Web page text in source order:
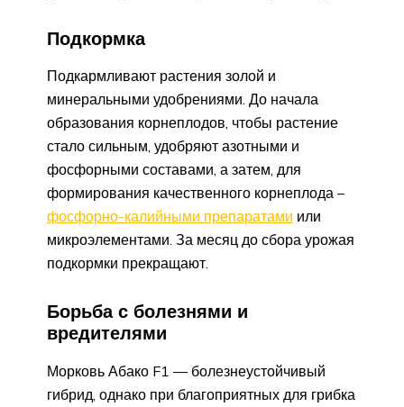
Подкормка
Подкармливают растения золой и
минеральными удобрениями. До начала
образования корнеплодов, чтобы растение
стало сильным, удобряют азотными и
фосфорными составами, а затем, для
формирования качественного корнеплода –
фосфорно-калийными препаратами или
микроэлементами. За месяц до сбора урожая
подкормки прекращают.
Борьба с болезнями и
вредителями
Морковь Абако F1 — болезнеустойчивый
гибрид, однако при благоприятных для грибка